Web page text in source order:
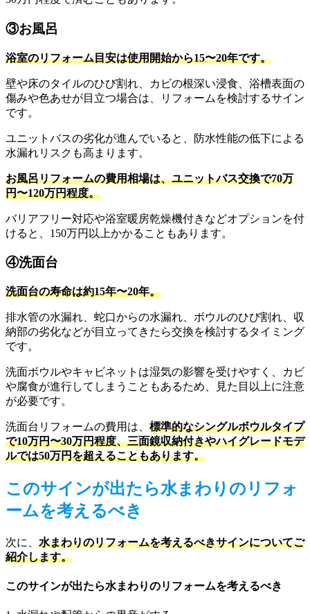
③お風呂
浴室のリフォーム目安は使用開始から15〜20年です。
壁や床のタイルのひび割れ、カビの根深い浸食、浴槽表面の
傷みや色あせが目立つ場合は、リフォームを検討するサイン
です。
ユニットバスの劣化が進んでいると、防水性能の低下による
水漏れリスクも高まります。
お風呂リフォームの費用相場は、ユニットバス交換で70万
円〜120万円程度。
バリアフリー対応や浴室暖房乾燥機付きなどオプションを付
けると、150万円以上かかることもあります。
④洗面台
洗面台の寿命は約15年〜20年。
排水管の水漏れ、蛇口からの水漏れ、ボウルのひび割れ、収
納部の劣化などが目立ってきたら交換を検討するタイミング
です。
洗面ボウルやキャビネットは湿気の影響を受けやすく、カビ
や腐食が進行してしまうこともあるため、見た目以上に注意
が必要です。
洗面台リフォームの費用は、 標準的なシングルボウルタイプ
で10万円〜30万円程度、三面鏡収納付きやハイグレードモデ
ルでは50万円を超えることもあります。
このサインが出たら水まわりのリフォ
ームを考えるべき
次に、 水まわりのリフォームを考えるべきサインについてご
紹介します。
このサインが出たら水まわりのリフォームを考えるべき